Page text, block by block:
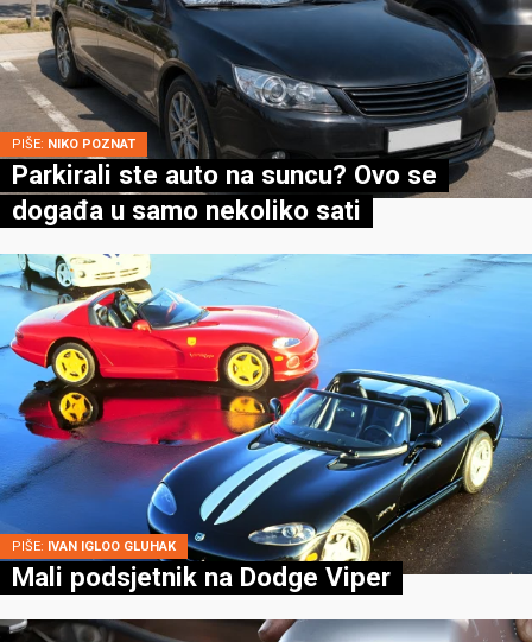
PIŠE: NIKO POZNAT
Parkirali ste auto na suncu? Ovo se
događa u samo nekoliko sati
PIŠE: IVAN IGLOO GLUHAK
Mali podsjetnik na Dodge Viper